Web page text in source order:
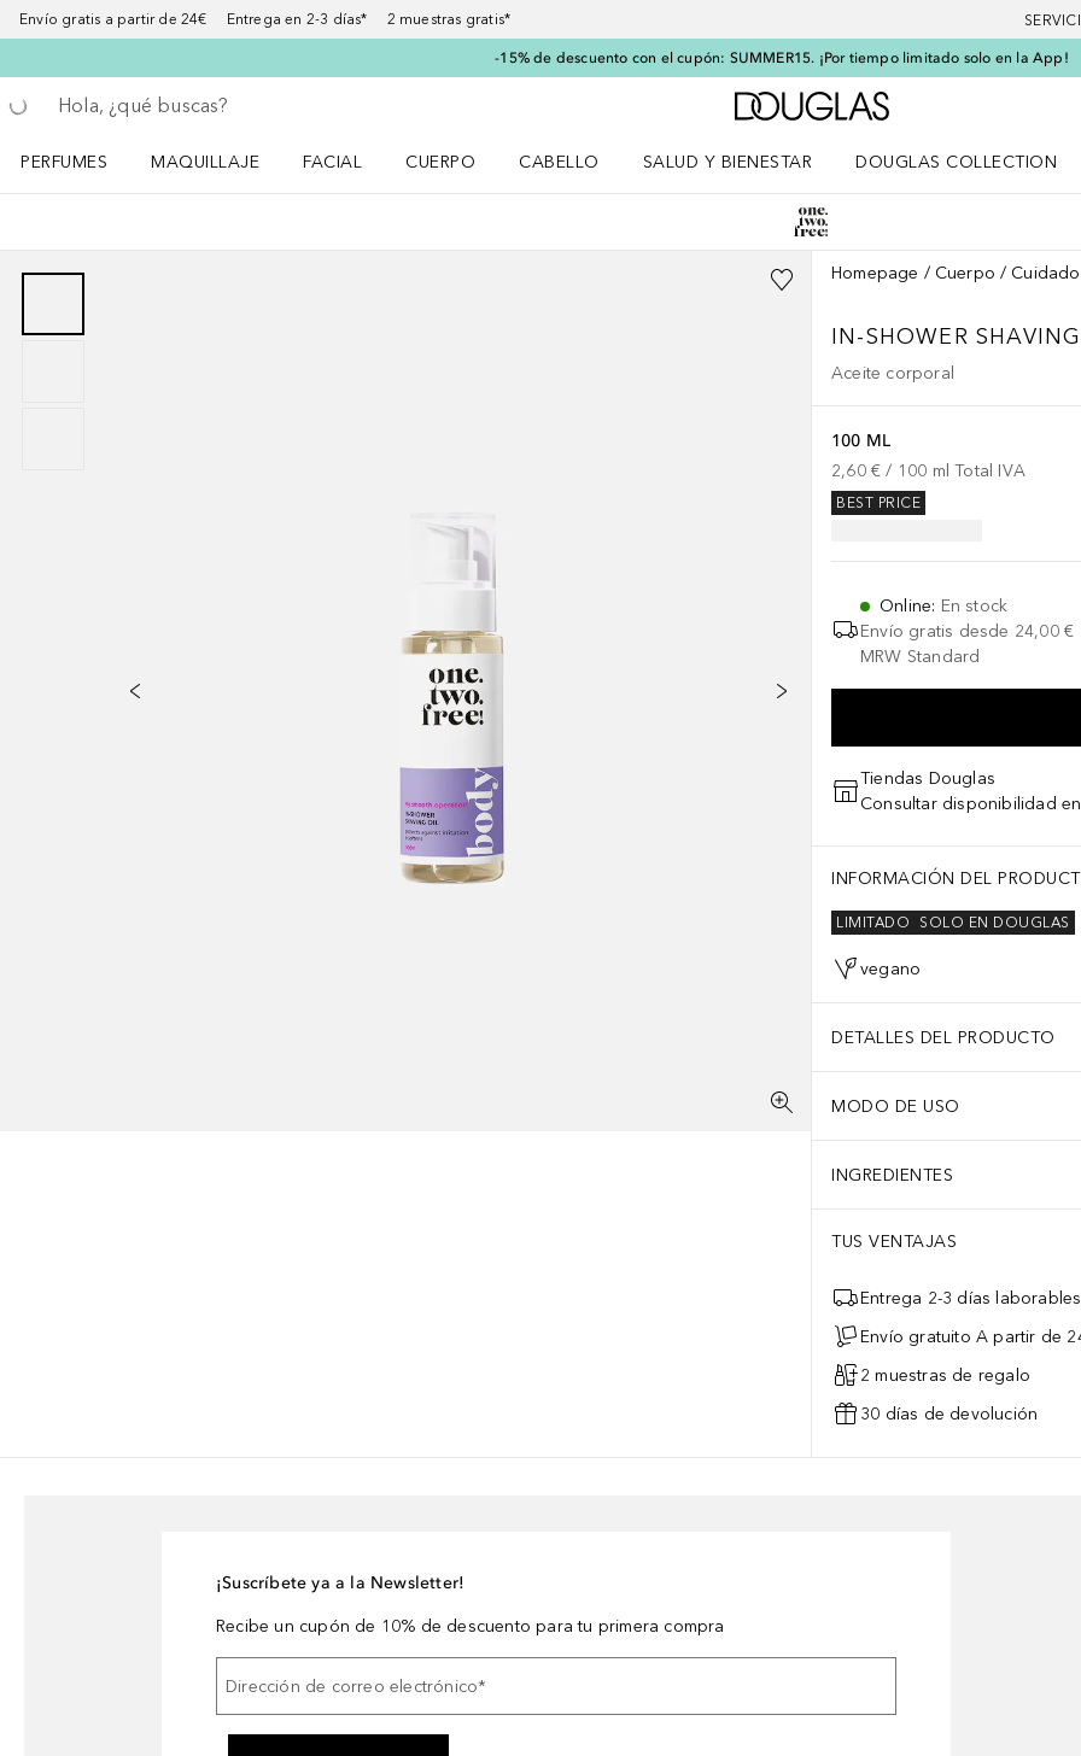
Envío gratis a partir de 24€ Entrega en 2-3 días* 2 muestras gratis*
-15% de descuento con el cupón: SUMMER15. ¡Por tiempo limitado solo en la App!
Regresar
Ejecutar búsqueda
A Douglas Home
PERFUMES
MAQUILLAJE
FACIAL
CUERPO
CABELLO
SALUD Y BIENESTAR
DOUGLAS COLLECTION
Homepage Cuerpo
IN-SHOWER
Aceite corporal
100 ML
2,60 € / 100 ml Total IVA
BEST PRICE
Online: En stock
Envío gratis desde 24,00 €
MRW Standard
Tiendas Douglas
Consultar disponibilidad
INFORMACIÓN DEL
SOLO EN DOUGLAS
LIMITADO
vegano
DETALLES DEL PRODUCTO
MODO DE USO
INGREDIENTES
TUS VENTAJAS
Entrega 2-3 días laborables
Envío gratuito A partir de
2 muestras de regalo
30 días de devolución
¡Suscríbete ya a la Newsletter!
Recibe un cupón de 10% de descuento para tu primera compra
Dirección de correo electrónico*